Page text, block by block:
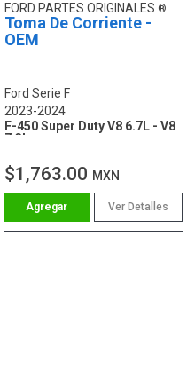
FORD PARTES ORIGINALES
Toma De Corriente -
OEM
Ford Serie F
2023-2024
F-450 Super Duty V8 6.7L - V8
7.3L
$1,763.00 MXN
Ver Detalles